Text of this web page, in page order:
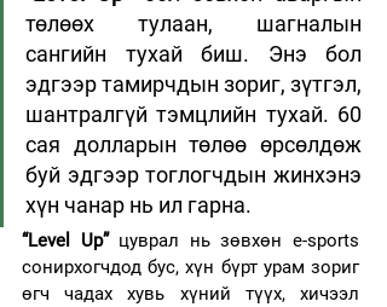
төлөөх тулаан, шагналын
сангийн тухай биш. Энэ бол
эдгээр тамирчдын зориг, зүтгэл,
шантралгүй тэмцлийн тухай. 60
сая долларын төлөө өрсөлдөж
буй эдгээр тоглогчдын жинхэнэ
хүн чанар нь ил гарна.
“Level Up” цуврал нь зөвхөн e-sports
сонирхогчдод бус, хүн бүрт урам зориг
өгч чадах хувь хүний түүх, хичээл